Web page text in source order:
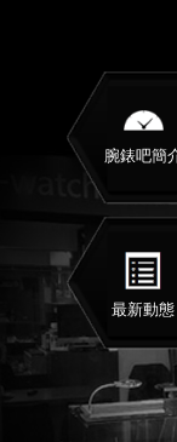
最新動態
腕錶吧簡